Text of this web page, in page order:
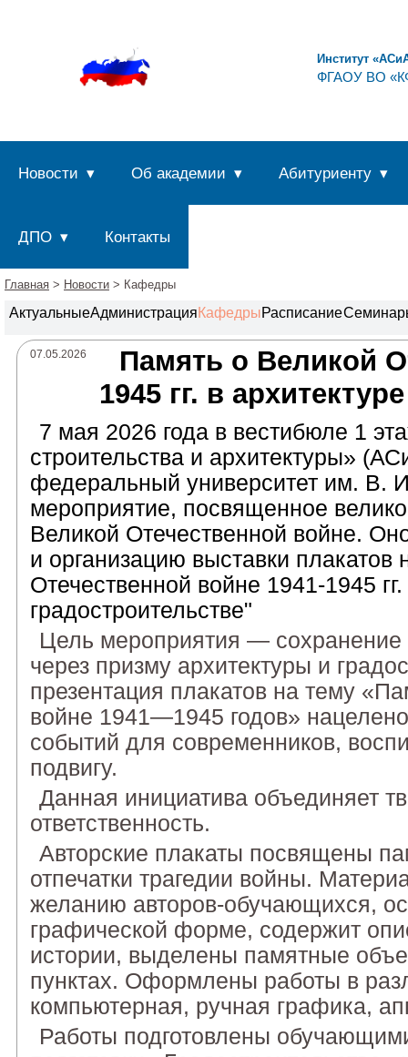
Институт
ФГАОУ ВО
Новости Об академии Абитуриенту
ДПО Контакты
Главная > Новости > Кафедры
АктуальныеАдминистрация КафедрыРасписание
07.05.2026
Память о Великой
1945 гг. в
7 мая 2026 года в вестибюле 1
строительства и архитектуры»
федеральный университет им. В.
мероприятие, посвященное
Великой Отечественной войне.
и организацию выставки
Отечественной войне 1941-1945
градостроительстве"
Цель мероприятия — сохранение
через призму архитектуры и
презентация плакатов на тему
войне 1941—1945 годов»
событий для современников,
подвигу.
Данная инициатива объединяет
ответственность.
Авторские плакаты посвящены
отпечатки трагедии войны.
желанию авторов-обучающихся,
графической форме, содержит
истории, выделены памятные
пунктах. Оформлены работы в
компьютерная, ручная графика,
Работы подготовлены